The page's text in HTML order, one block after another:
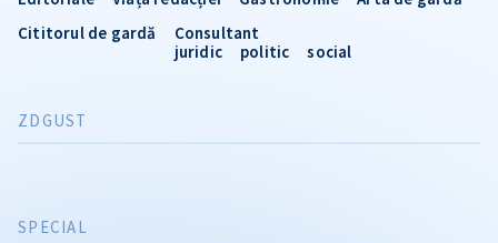
SPECIAL
Cititorul de gardă
Consultant
juridic
politic social
ZDGUST